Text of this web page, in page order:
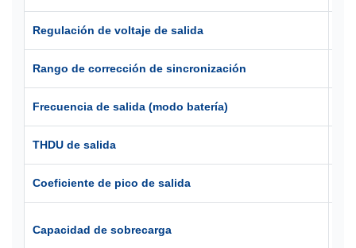
Regulación de voltaje de salida
Rango de corrección de sincronización
Frecuencia de salida (modo batería)
THDU de salida
Coeficiente de pico de salida
Capacidad de sobrecarga